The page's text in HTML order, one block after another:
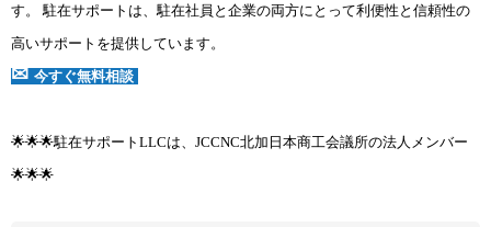
す。 駐在サポートは、駐在社員と企業の両方にとって利便性と信頼性の
高いサポートを提供しています。
✉今すぐ無料相談
🌟🌟🌟駐在サポートLLCは、JCCNC北加日本商工会議所の法人メンバー
🌟🌟🌟